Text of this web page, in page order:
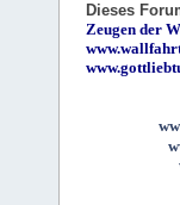
Dieses
Zeugen der